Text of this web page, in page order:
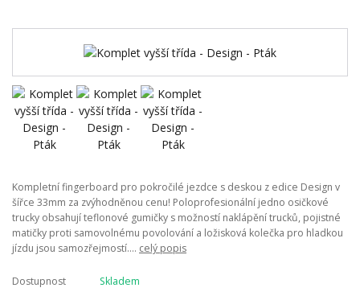
Kompletní fingerboard pro pokročilé jezdce s deskou z edice Design v
šířce 33mm za zvýhodněnou cenu! Poloprofesionální jedno osičkové
trucky obsahují teflonové gumičky s možností naklápění trucků, pojistné
matičky proti samovolnému povolování a ložisková kolečka pro hladkou
jízdu jsou samozřejmostí.... celý popis
Dostupnost
Skladem